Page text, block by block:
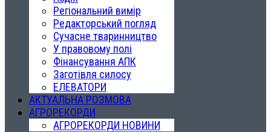
Регіональний вимір
Редакторський погляд
Сучасне тваринництво
У правовому полі
Фінансування АПК
Заготівля силосу
ЕЛЕВАТОРИ
АКТУАЛЬНА РОЗМОВА
АГРОРЕКОРДИ
АГРОРЕКОРДИ НОВИНИ